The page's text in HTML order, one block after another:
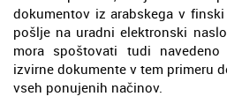
dokumentov iz arabskega v
pošlje na uradni elektronski
mora spoštovati tudi
izvirne dokumente v tem primeru
vseh ponujenih načinov.